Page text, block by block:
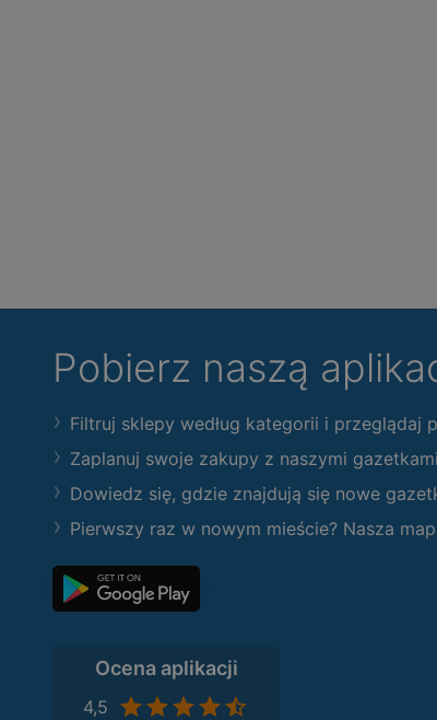
Pobierz naszą
Filtruj sklepy według kategorii i przeglądaj
Zaplanuj swoje zakupy z naszymi gazetkami
Dowiedz się, gdzie znajdują się nowe
Pierwszy raz w nowym mieście? Nasza
Ocena aplikacji
4,5